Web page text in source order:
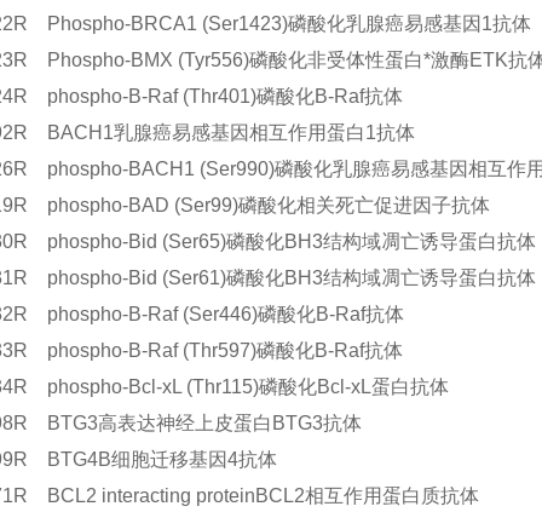
Phospho-BRCA1 (Ser1423)磷酸化乳腺癌易感基因1抗体
Phospho-BMX (Tyr556)磷酸化非受体性蛋白*激酶ETK抗
phospho-B-Raf (Thr401)磷酸化B-Raf抗体
BACH1乳腺癌易感基因相互作用蛋白1抗体
phospho-BACH1 (Ser990)磷酸化乳腺癌易感基因相互作
phospho-BAD (Ser99)磷酸化相关死亡促进因子抗体
phospho-Bid (Ser65)磷酸化BH3结构域凋亡诱导蛋白抗体
phospho-Bid (Ser61)磷酸化BH3结构域凋亡诱导蛋白抗体
phospho-B-Raf (Ser446)磷酸化B-Raf抗体
phospho-B-Raf (Thr597)磷酸化B-Raf抗体
phospho-Bcl-xL (Thr115)磷酸化Bcl-xL蛋白抗体
BTG3高表达神经上皮蛋白BTG3抗体
BTG4B细胞迁移基因4抗体
BCL2 interacting proteinBCL2相互作用蛋白质抗体